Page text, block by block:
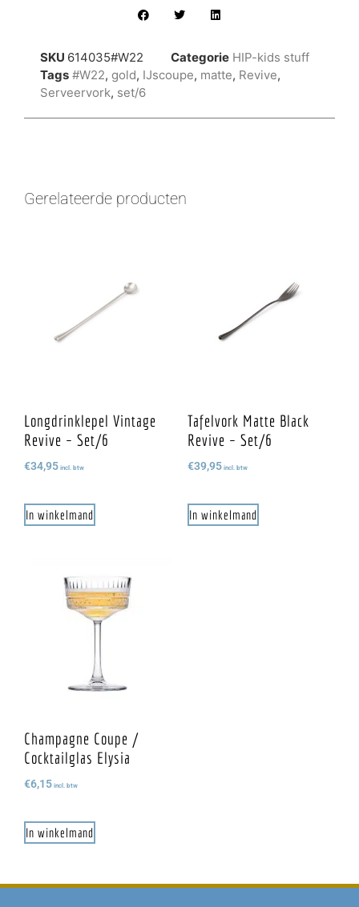
SKU 614035#W22 Categorie HIP-kids stuff
Tags #W22, gold, IJscoupe, matte, Revive,
Serveervork, set/6
Gerelateerde producten
Longdrinklepel Vintage
Revive – Set/6
€34,95 incl. btw
In winkelmand
Tafelvork Matte Black
Revive – Set/6
€39,95 incl. btw
In winkelmand
Champagne Coupe /
Cocktailglas Elysia
€6,15 incl. btw
In winkelmand